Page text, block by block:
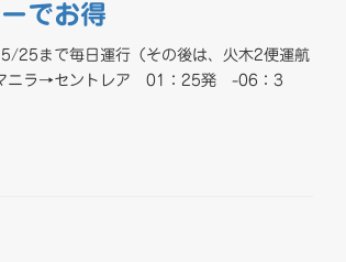
でお得
25まで毎日運行（その後は、火木2便運航
ニラ→セントレア 01：25発 -06：3